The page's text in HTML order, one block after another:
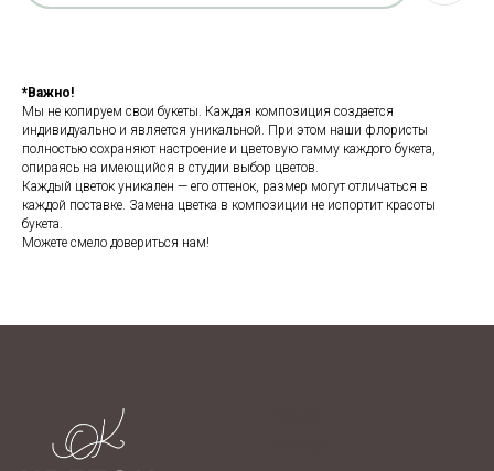
*Важно!
Мы не копируем свои букеты. Каждая композиция создается
индивидуально и является уникальной. При этом наши флористы
полностью сохраняют настроение и цветовую гамму каждого букета,
опираясь на имеющийся в студии выбор цветов.
Каждый цветок уникален — его оттенок, размер могут отличаться в
каждой поставке. Замена цветка в композиции не испортит красоты
букета.
Можете смело довериться нам!